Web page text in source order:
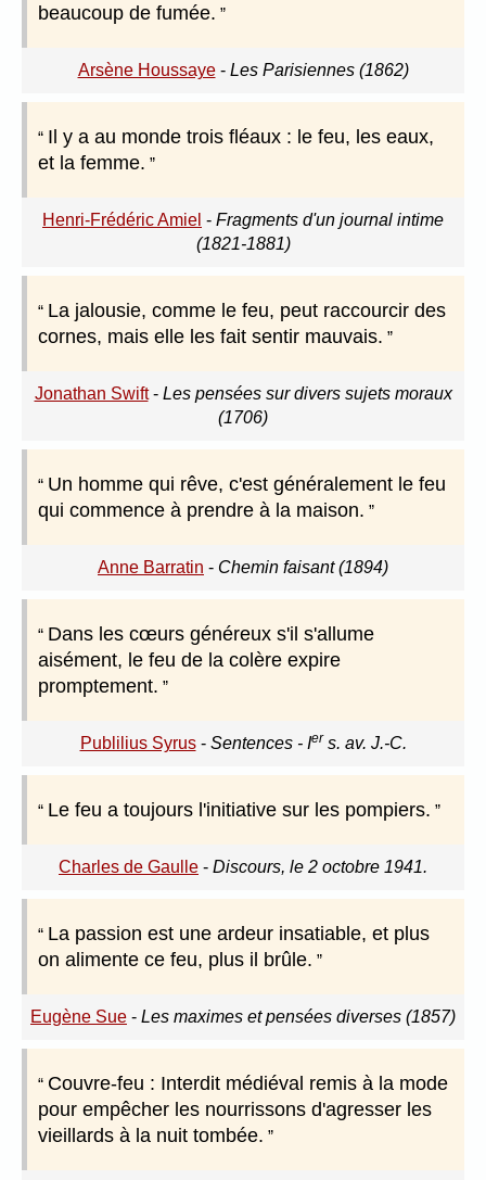
beaucoup de fumée.
Arsène Houssaye- Les Parisiennes (1862)
Il y a au monde trois fléaux : le feu, les eaux,
et la femme.
Henri-Frédéric Amiel - Fragments d'un journal intime
(1821-1881)
La jalousie, comme le feu, peut raccourcir des
cornes, mais elle les fait sentir mauvais.
Jonathan Swift- Les pensées sur divers sujets moraux
(1706)
Un homme qui rêve, c'est généralement le feu
qui commence à prendre à la maison.
Anne Barratin - Chemin faisant (1894)
Dans les cœurs généreux s'il s'allume
aisément, le feu de la colère expire
promptement.
Publilius Syrus- Sentences - Ier s. av. J.-C.
Le feu a toujours l'initiative sur les pompiers.
Charles de Gaulle - Discours, le 2 octobre 1941.
La passion est une ardeur insatiable, et plus
on alimente ce feu, plus il brûle.
Eugène Sue - Les maximes et pensées diverses (1857)
Couvre-feu : Interdit médiéval remis à la mode
pour empêcher les nourrissons d'agresser les
vieillards à la nuit tombée.